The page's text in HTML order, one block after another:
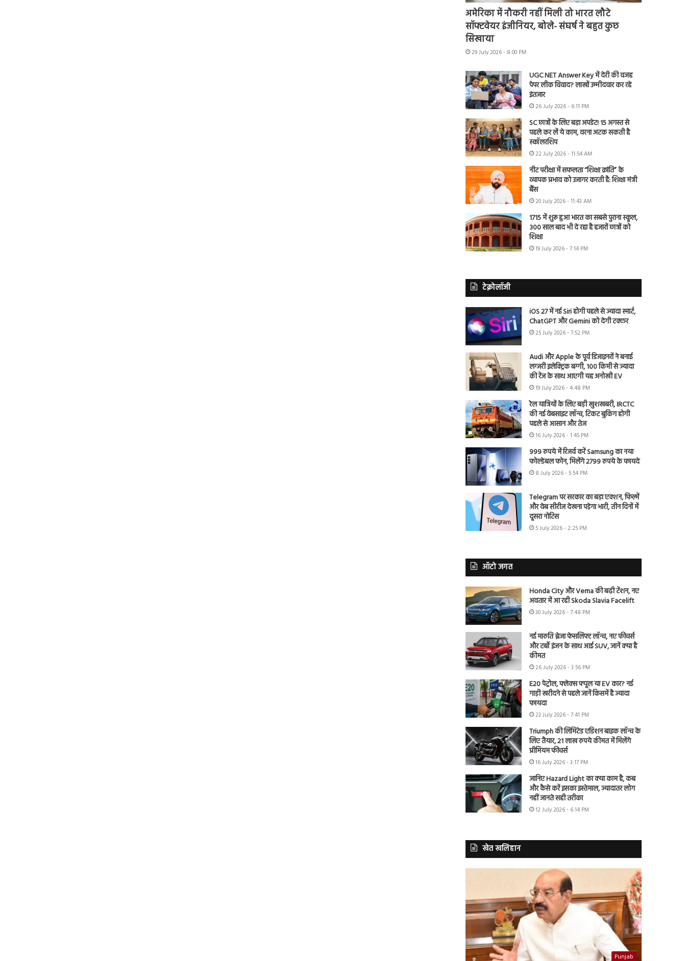
अमेरिका में नौकरी नहीं मिली तो भारत लौटे
सॉफ्टवेयर इंजीनियर, बोले- संघर्ष ने बहुत कुछ
सिखाया
29 July 2026 - 8:00 PM
UGC NET Answer Key में देरी की वजह
पेपर लीक विवाद? लाखों उम्मीदवार कर रहे
इंतजार
26 July 2026 - 6:11 PM
SC छात्रों के लिए बड़ा अपडेट! 15 अगस्त से
पहले कर लें ये काम, वरना अटक सकती है
स्कॉलरशिप
22 July 2026 - 11:54 AM
नीट परीक्षा में सफलता “शिक्षा क्रांति” के
व्यापक प्रभाव को उजागर करती है: शिक्षा मंत्री
बैंस
20 July 2026 - 11:43 AM
1715 में शुरू हुआ भारत का सबसे पुराना स्कूल,
300 साल बाद भी दे रहा है हजारों छात्रों को
शिक्षा
19 July 2026 - 7:14 PM
टेक्नोलॉजी
iOS 27 में नई Siri होगी पहले से ज्यादा स्मार्ट,
ChatGPT और Gemini को देगी टक्कर
25 July 2026 - 7:52 PM
Audi और Apple के पूर्व डिजाइनरों ने बनाई
लग्जरी इलेक्ट्रिक बग्गी, 100 किमी से ज्यादा
की रेंज के साथ आएगी यह अनोखी EV
19 July 2026 - 4:48 PM
रेल यात्रियों के लिए बड़ी खुशखबरी, IRCTC
की नई वेबसाइट लॉन्च, टिकट बुकिंग होगी
पहले से आसान और तेज
16 July 2026 - 1:45 PM
999 रुपये में रिजर्व करें Samsung का नया
फोल्डेबल फोन, मिलेंगे 2799 रुपये के फायदे
8 July 2026 - 5:54 PM
Telegram पर सरकार का बड़ा एक्शन, फिल्में
और वेब सीरीज देखना पड़ेगा भारी, तीन दिनों में
दूसरा नोटिस
5 July 2026 - 2:25 PM
ऑटो जगत
Honda City और Verna की बढ़ी टेंशन, नए
अवतार में आ रही Skoda Slavia Facelift
30 July 2026 - 7:48 PM
नई मारुति ब्रेजा फेसलिफ्ट लॉन्च, नए फीचर्स
और टर्बो इंजन के साथ आई SUV, जानें क्या है
कीमत
26 July 2026 - 3:56 PM
E20 पेट्रोल, फ्लेक्स फ्यूल या EV कार? नई
गाड़ी खरीदने से पहले जानें किसमें है ज्यादा
फायदा
23 July 2026 - 7:41 PM
Triumph की लिमिटेड एडिशन बाइक लॉन्च के
लिए तैयार, 21 लाख रुपये कीमत में मिलेंगे
प्रीमियम फीचर्स
16 July 2026 - 3:17 PM
जानिए Hazard Light का क्या काम है, कब
और कैसे करें इसका इस्तेमाल, ज्यादातर लोग
नहीं जानते सही तरीका
12 July 2026 - 6:14 PM
खेत खलिहान
Punjab